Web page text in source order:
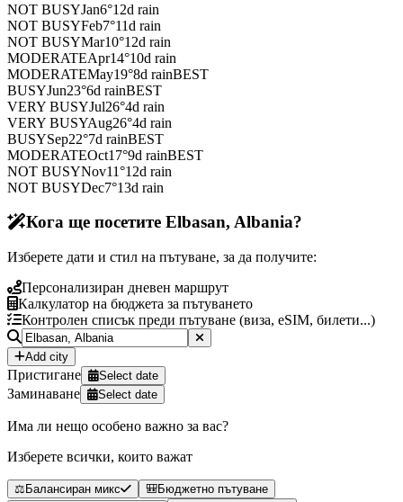
NOT BUSYJan6°12d rain
NOT BUSYFeb7°11d rain
NOT BUSYMar10°12d rain
MODERATEApr14°10d rain
MODERATEMay19°8d rainBEST
BUSYJun23°6d rainBEST
VERY BUSYJul26°4d rain
VERY BUSYAug26°4d rain
BUSYSep22°7d rainBEST
MODERATEOct17°9d rainBEST
NOT BUSYNov11°12d rain
NOT BUSYDec7°13d rain
Кога ще посетите Elbasan, Albania?
Изберете дати и стил на пътуване, за да получите:
Персонализиран дневен маршрут
Калкулатор на бюджета за пътуването
Контролен списък преди пътуване (виза, eSIM, билети...)
Add city
Пристигане Select date
Заминаване Select date
Има ли нещо особено важно за вас?
Изберете всички, които важат
⚖️ Балансиран микс 🎒Бюджетно пътуване